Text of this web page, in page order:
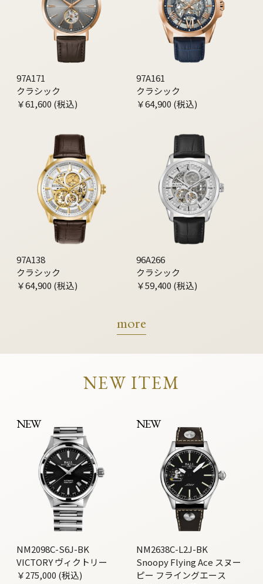
97A171
クラシック
￥61,600 (税込)
97A161
クラシック
￥64,900 (税込)
97A138
クラシック
￥64,900 (税込)
96A266
クラシック
￥59,400 (税込)
more
NEW ITEM
NEW
NM2098C-S6J-BK
VICTORY ヴィクトリー
￥275,000 (税込)
NEW
NM2638C-L2J-BK
Snoopy Flying Ace スヌー
ピー フライングエース